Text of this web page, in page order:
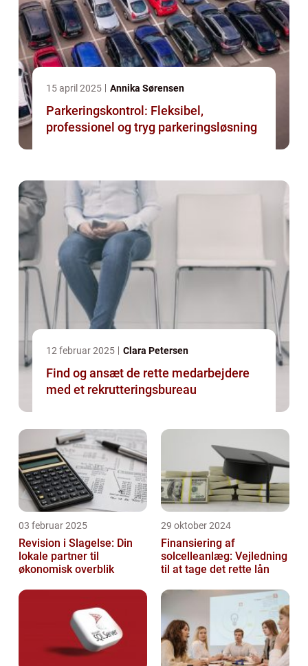
15 april 2025 Annika Sørensen
Parkeringskontrol: Fleksibel,
professionel og tryg parkeringsløsning
12 februar 2025 Clara Petersen
Find og ansæt de rette medarbejdere
med et rekrutteringsbureau
03 februar 2025
Revision i Slagelse: Din
lokale partner til
økonomisk overblik
29 oktober 2024
Finansiering af
solcelleanlæg: Vejledning
til at tage det rette lån